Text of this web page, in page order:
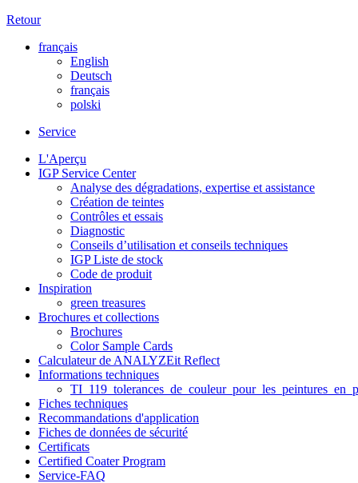
Retour
français
English
Deutsch
français
polski
Service
L'Aperçu
IGP Service Center
Analyse des dégradations, expertise et assistance
Création de teintes
Contrôles et essais
Diagnostic
Conseils d’utilisation et conseils techniques
IGP Liste de stock
Code de produit
Inspiration
green treasures
Brochures et collections
Brochures
Color Sample Cards
Calculateur de ANALYZEit Reflect
Informations techniques
Fiches techniques
Recommandations d'application
Fiches de données de sécurité
Certificats
Certified Coater Program
Service-FAQ